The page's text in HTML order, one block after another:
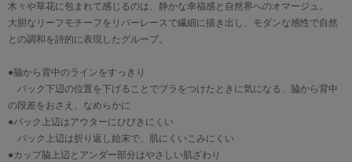
木々や草花に包まれて感じるのは、静かな幸福感と自然界へのオマージュ。
大胆なリーフモチーフをリバーレースで繊細に描き出し、モダンな感性で自然
との調和を詩的に表現したグループ。
●脇から背中のラインをすっきり
バック下辺の位置を下げることでブラをつけたときに気になる、脇から背中
の段差をおさえ、なめらかに
●バック上辺はアウターにひびきにくい
バック上辺は折り返し始末で、肌にくいこみにくい
●カップ脇上辺とアンダー部分はやさしい肌ざわり